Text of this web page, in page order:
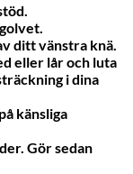
ditt vänstra knä.
eller lår och luta
i dina
känsliga
Gör sedan